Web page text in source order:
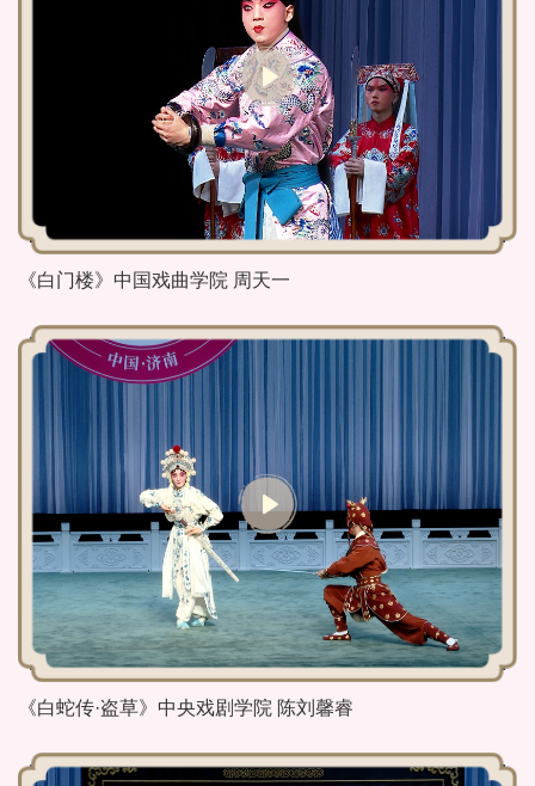
《白门楼》中国戏曲学院 周天一
《白蛇传·盗草》中央戏剧学院 陈刘馨睿